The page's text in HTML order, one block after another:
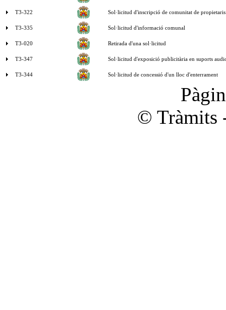
T3-322 Sol·licitud d'inscripció de comunitat de propietaris
T3-335 Sol·licitud d'informació comunal
T3-020 Retirada d'una sol·licitud
T3-347 Sol·licitud d'exposició publicitària en suports
T3-344 Sol·licitud de concessió d'un lloc d'enterrament
© Tràmits